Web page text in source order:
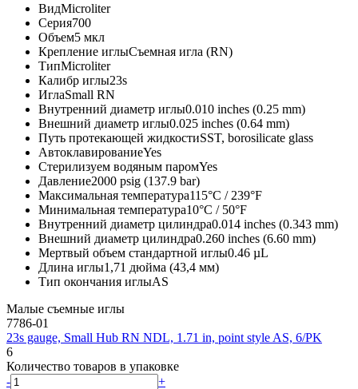
ВидMicroliter
Серия700
Объем5 мкл
Крепление иглыСъемная игла (RN)
ТипMicroliter
Калибр иглы23s
ИглаSmall RN
Внутренний диаметр иглы0.010 inches (0.25 mm)
Внешний диаметр иглы0.025 inches (0.64 mm)
Путь протекающей жидкостиSST, borosilicate glass
АвтоклавированиеYes
Стерилизуем водяным паромYes
Давление2000 psig (137.9 bar)
Максимальная температура115°C / 239°F
Минимальная температура10°C / 50°F
Внутренний диаметр цилиндра0.014 inches (0.343 mm)
Внешний диаметр цилиндра0.260 inches (6.60 mm)
Мертвый объем стандартной иглы0.46 µL
Длина иглы1,71 дюйма (43,4 мм)
Тип окончания иглыAS
Малые съемные иглы
7786-01
23s gauge, Small Hub RN NDL, 1.71 in, point style AS, 6/PK
6
Количество товаров в упаковке
-
+